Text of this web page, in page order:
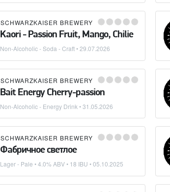
SCHWARZKAISER BREWERY
Kaori - Passion Fruit, Mango, Chilie
Non-Alcoholic - Soda - Craft•29.07.2026
SCHWARZKAISER BREWERY
Bait Energy Cherry-passion
Non-Alcoholic - Energy Drink •31.05.2026
SCHWARZKAISER BREWERY
Фабричное светлое
Lager - Pale • 4.0% ABV • 18 IBU •05.10.2025